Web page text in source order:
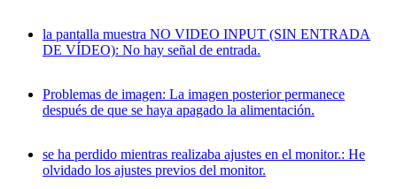
la pantalla muestra NO VIDEO INPUT (SIN ENTRADA
DE VÍDEO): No hay señal de entrada.
Problemas de imagen: La imagen posterior permanece
después de que se haya apagado la alimentación.
se ha perdido mientras realizaba ajustes en el monitor.: He
olvidado los ajustes previos del monitor.